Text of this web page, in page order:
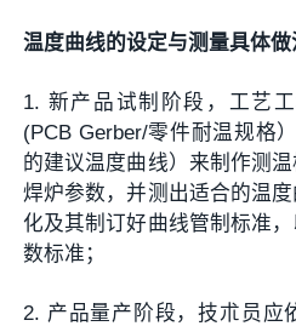
温度曲线的设定与测量具体做
1. 新产品试制阶段，工艺
(PCB Gerber/零件耐温规格
的建议温度曲线）来制作测
焊炉参数，并测出适合的温
化及其制订好曲线管制标准
数标准；
2. 产品量产阶段，技朮员应